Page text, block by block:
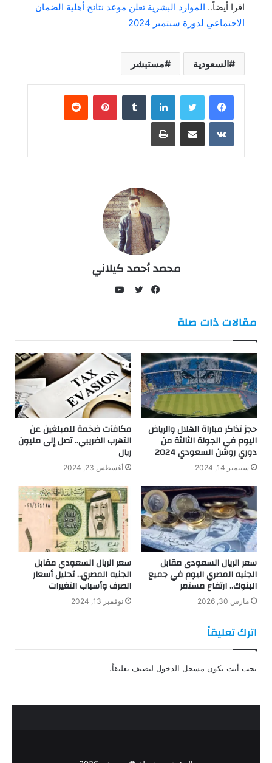
اقرا أيضاً.. الموارد البشرية تعلن موعد نتائج أهلية الضمان
الاجتماعي لدورة سبتمبر 2024
السعودية مستبشر
لينكدإن بينتيريست
مشاركة عبر البريد طباعة
محمد أحمد كيلاني
مقالات ذات صلة
حجز تذاكر مباراة الهلال والرياض
اليوم في الجولة الثالثة من
دوري روشن السعودي 2024
سبتمبر 14, 2024
مكافآت ضخمة للمبلغين عن
التهرب الضريبي.. تصل إلى مليون
ريال
أغسطس 23, 2024
سعر الريال السعودى مقابل
الجنيه المصري اليوم في جميع
البنوك.. ارتفاع مستمر
مارس 30, 2026
سعر الريال السعودي مقابل
الجنيه المصري.. تحليل أسعار
الصرف وأسباب التغيرات
نوفمبر 13, 2024
اترك تعليقاً
يجب أنت تكون مسجل الدخول لتضيف تعليقاً.